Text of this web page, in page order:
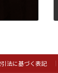
法に基づく表記